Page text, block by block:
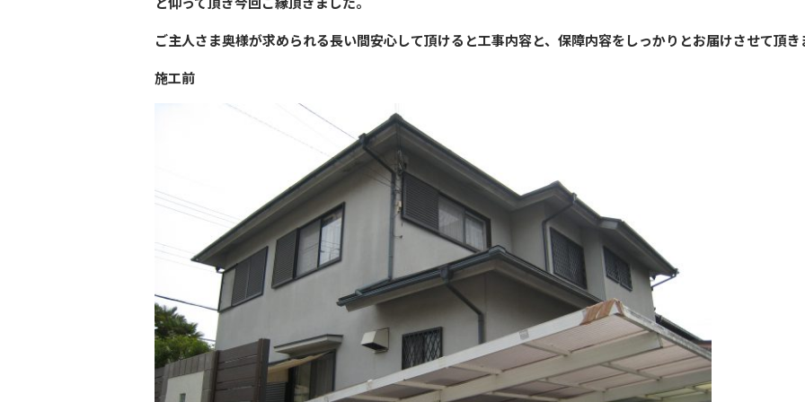
ご主人さま奥様が求められる長い間安心して頂けると工事内容と、保障内容をしっかりとお届けさせて頂き
施工前